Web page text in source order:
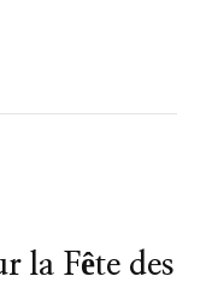
la Fête des